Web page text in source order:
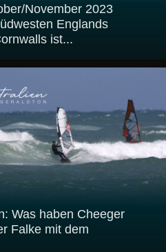
November 2023
Englands
ist...
Was haben Cheeger
Falke mit dem